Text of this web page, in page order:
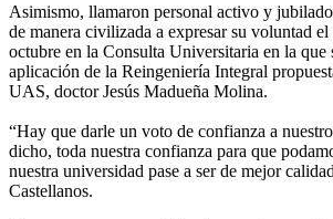
Asimismo, llamaron personal activo y
de manera civilizada a expresar su voluntad
octubre en la Consulta Universitaria en la que
aplicación de la Reingeniería Integral
UAS, doctor Jesús Madueña Molina.
“Hay que darle un voto de confianza a
dicho, toda nuestra confianza para que
nuestra universidad pase a ser de mejor
Castellanos.